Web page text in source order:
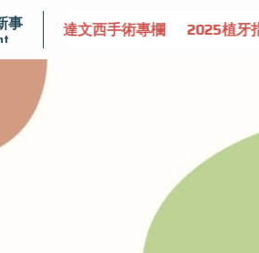
事指南 漸凍不孤單 愛不沾黏